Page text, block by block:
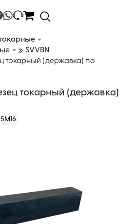
SVVBN
токарный (державка) по
токарный (державка)